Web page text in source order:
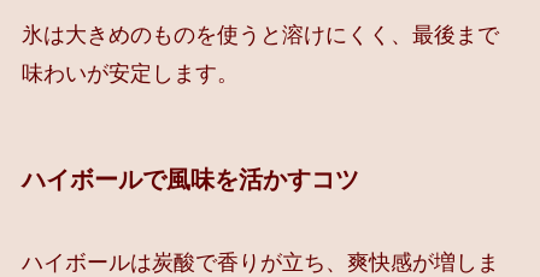
氷は大きめのものを使うと溶けにくく、最後まで
味わいが安定します。
ハイボールで風味を活かすコツ
ハイボールは炭酸で香りが立ち、爽快感が増しま